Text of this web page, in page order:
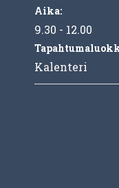
Aika:
9.30 - 12.00
Kalenteri